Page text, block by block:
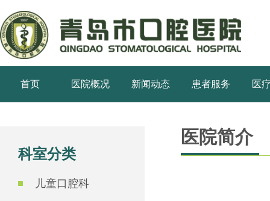
首页 医院概况 新闻动态 患者服务 医
科室分类
儿童口腔科
医院简介